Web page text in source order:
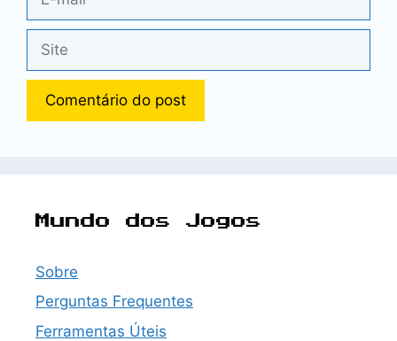
mail
Mundo dos Jogos
Sobre
Perguntas Frequentes
Ferramentas Úteis